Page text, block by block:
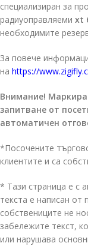
специализиран за
радиуоправляеми xt
необходимите
За повече
на https://
Внимание!
запитване от
автоматичен
*Посочените
клиентите и са
* Тази страница е с
текста е написан от
собствениците не
забележите текст,
или нарушава